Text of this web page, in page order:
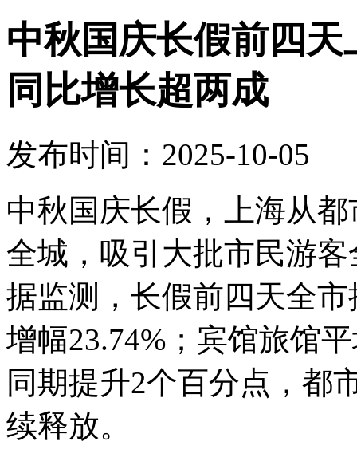
中秋国庆长假前四
同比增长超两成
发布时间：2025-10-05
中秋国庆长假，上海从
全城，吸引大批市民游
据监测，长假前四天全
增幅23.74%；宾馆旅馆
同期提升2个百分点，都
续释放。